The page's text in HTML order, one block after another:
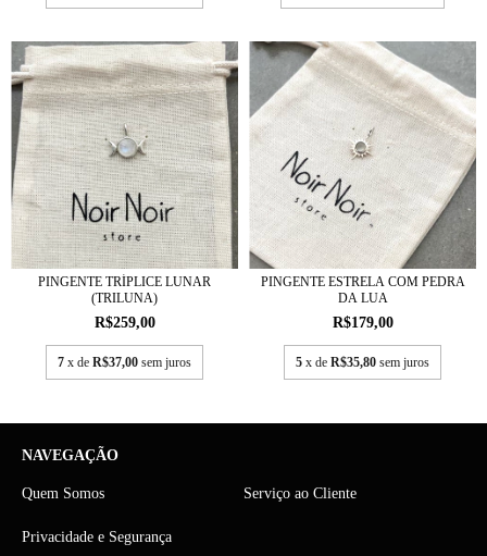
PINGENTE TRÍPLICE LUNAR
(TRILUNA)
R$259,00
7 x de R$37,00 sem juros
PINGENTE ESTRELA COM PEDRA
DA LUA
R$179,00
5 x de R$35,80 sem juros
NAVEGAÇÃO
Quem Somos Serviço ao Cliente
Privacidade e Segurança